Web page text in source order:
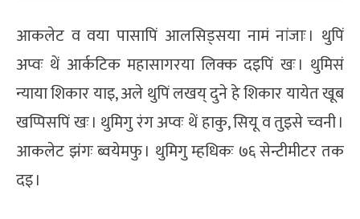
आकलेट व वया पासापिं आलसिड्सया नामं नांजाः । थुपिं
अप्वः थें आर्कटिक महासागरया लिक्क दइपिं खः । थुमिसं
न्याया शिकार याइ, अले थुपिं लखय् दुने हे शिकार यायेत खूब
खप्पिसपिं खः । थुमिगु रंग अप्वः थें हाकु, सियू व तुइसे च्वनी ।
आकलेट झंगः ब्वयेमफु । थुमिगु म्हधिकः ७६ सेन्टीमीटर तक
दइ ।